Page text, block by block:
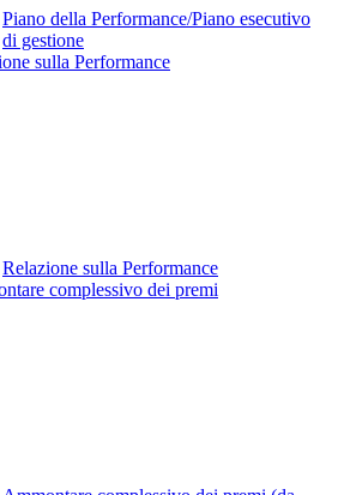
Piano della Performance/Piano esecutivo
di gestione
sulla Performance
Relazione sulla Performance
complessivo dei premi